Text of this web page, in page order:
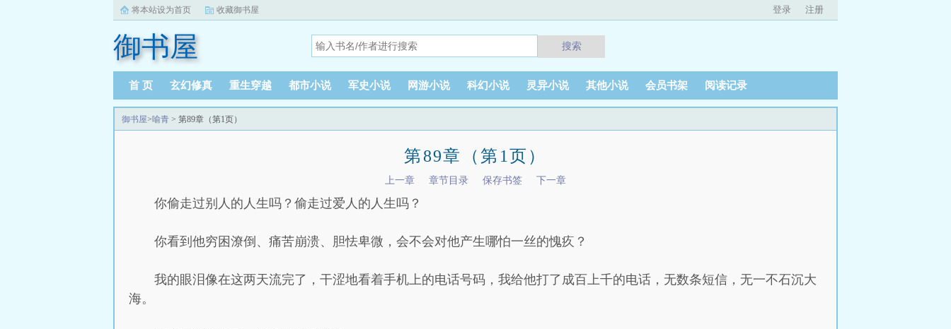
将本站设为首页 收藏御书屋 登录 注册
御书屋 搜索
首 页 玄幻修真 重生穿越 都市小说 军史小说 网游小说 科幻小说 灵异小说 其他小说 会员书架 阅读记录
御书屋>喻青 > 第89章（第1页）
第89章（第1页）
上一章 章节目录 保存书签 下一章
你偷走过别人的人生吗？偷走过爱人的人生吗？
你看到他穷困潦倒、痛苦崩溃、胆怯卑微，会不会对他产生哪怕一丝的愧疚？
我的眼泪像在这两天流完了，干涩地看着手机上的电话号码，我给他打了成百上千的电话，无数条短信，无一不石沉大
海。